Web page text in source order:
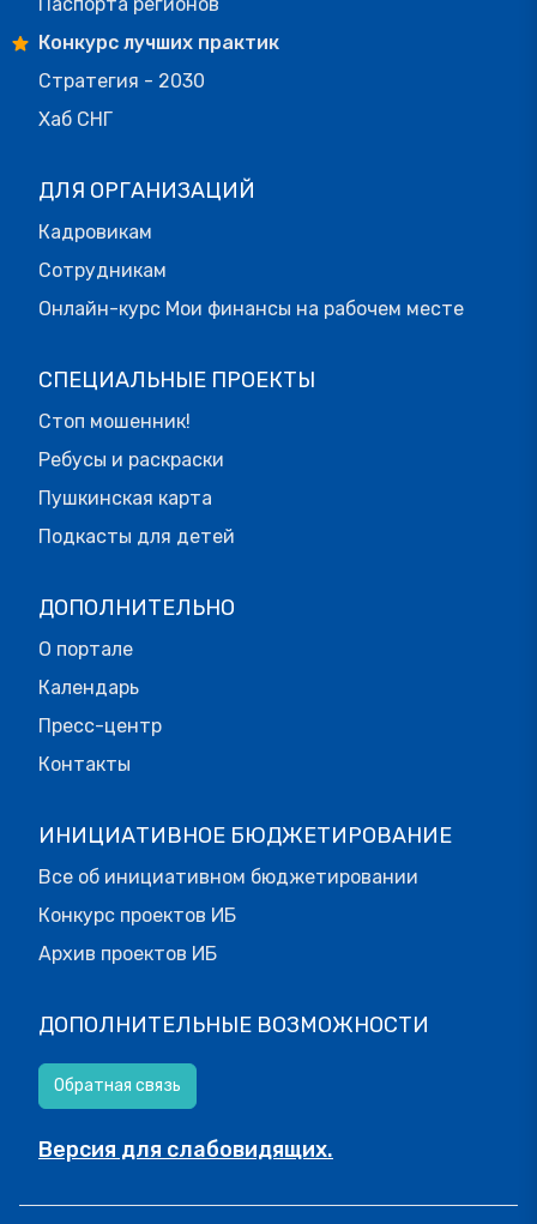
Паспорта регионов
Конкурс лучших практик
Стратегия - 2030
Хаб СНГ
ДЛЯ ОРГАНИЗАЦИЙ
Кадровикам
Сотрудникам
Онлайн-курс Мои финансы на рабочем месте
СПЕЦИАЛЬНЫЕ ПРОЕКТЫ
Стоп мошенник!
Ребусы и раскраски
Пушкинская карта
Подкасты для детей
ДОПОЛНИТЕЛЬНО
О портале
Календарь
Пресс-центр
Контакты
ИНИЦИАТИВНОЕ БЮДЖЕТИРОВАНИЕ
Все об инициативном бюджетировании
Конкурс проектов ИБ
Архив проектов ИБ
ДОПОЛНИТЕЛЬНЫЕ ВОЗМОЖНОСТИ
Обратная связь
Версия для слабовидящих.